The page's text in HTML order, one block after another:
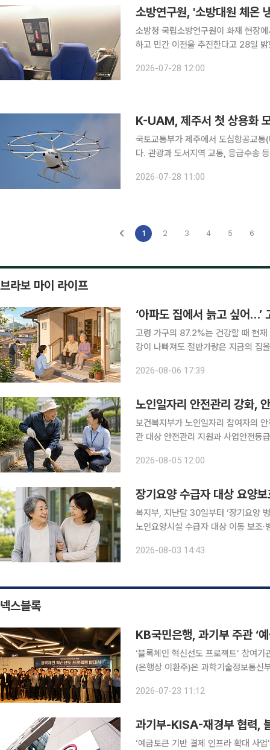
소방연구원, '소방대원 체온
소방청 국립소방연구원이 화재 현장
하고 민간 이전을 추진한다고 28일 밝혔다. 연구원이 개발한 기술은 '열전소자를 이
이다. 이번 장치는 열전소자를 이
2026-07-28 12:00
K-UAM, 제주서 첫 상용화
국토교통부가 제주에서 도심항공교
다. 관광과 도서지역 교통, 응급수송
산읍 섭지코지에서 '제주 UAM 서비
2026-07-28 11:00
1 2 3 4 5 6
브라보 마이 라이프
‘아파도 집에서 늙고 싶어
고령 가구의 87.2%는 건강할 때 현
강이 나빠져도 절반가량은 지금의 집
처, 방문 돌봄까지 연결하는 주거 지
2026-08-06 17:39
노인일자리 안전관리 강화,
보건복지부가 노인일자리 참여자의
관 대상 안전관리 지원과 사업안전등
명을 수행기관과 지방정부에 배치한
2026-08-05 12:00
장기요양 수급자 대상 요양
복지부, 지난달 30일부터 ‘장기요양
노인요양시설 수급자 대상 이동 보조·병
3일 보건복지부와 국민건강보험공단
2026-08-03 14:43
넥스블록
KB국민은행, 과기부 주관 ‘
‘블록체인 혁신선도 프로젝트’ 참여기관
(은행장 이환주)은 과학기술정보통신
이번 사업은 재정경제부, 한국은행 등
2026-07-23 11:12
과기부-KISA-재경부 협력,
‘예금토큰 기반 결제 인프라 확대 사